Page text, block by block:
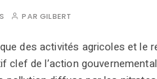
PARGILBERT
des activités agricoles et le
clef de l’action